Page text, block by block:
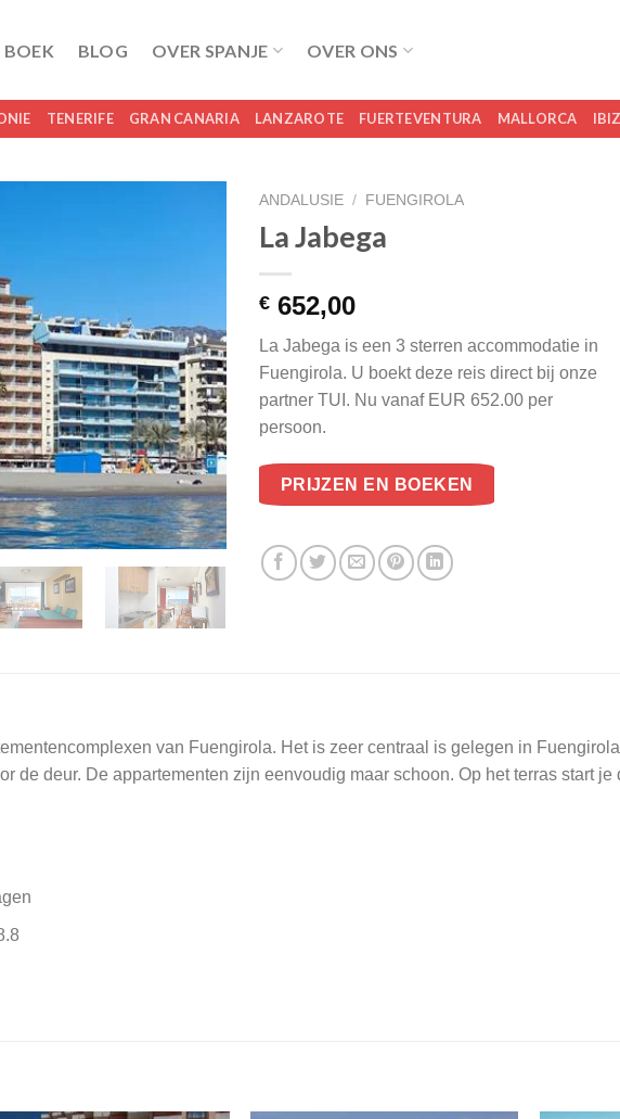
BOEK BLOG OVER SPANJE OVER ONS
TENERIFE GRAN CANARIA LANZAROTE FUERTEVENTURA MALLORCA
ANDALUSIE / FUENGIROLA
La Jabega
€ 652,00
La Jabega is een 3 sterren accommodatie in
Fuengirola. U boekt deze reis direct bij onze
partner TUI. Nu vanaf EUR 652.00 per
persoon.
PRIJZEN EN BOEKEN
van Fuengirola. Het is zeer centraal is gelegen in
de deur. De appartementen zijn eenvoudig maar schoon. Op het terras start